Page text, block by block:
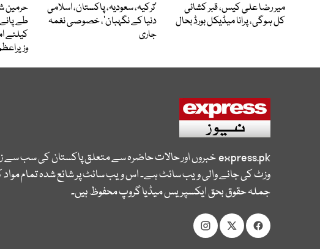
میر رضا علی کیس، قبر کشائی
کل ہوگی، پرانا میڈیکل بورڈ بحال
‘ترکیہ، سعودیہ، پاکستان، اسلامی
دنیا کے نگہبان’، خصوصی نغمہ
جاری
حرمین
طے پانے
کیلئے
express.pkخبروں اور حالات حاضرہ سے متعلق پاکستان کی سب سے
وزٹ کی جانے والی ویب سائٹ ہے۔ اس ویب سائٹ پر شائع شدہ تمام
جملہ حقوق بحق ایکسپریس میڈیا گروپ محفوظ ہیں۔